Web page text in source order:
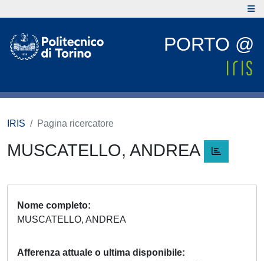
PORTO @
IRIS Pagina ricercatore
MUSCATELLO, ANDREA
Nome completo
MUSCATELLO, ANDREA
Afferenza attuale o ultima disponibile